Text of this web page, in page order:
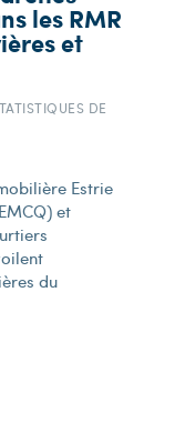
les RMR
et
DE
Estrie
et
du